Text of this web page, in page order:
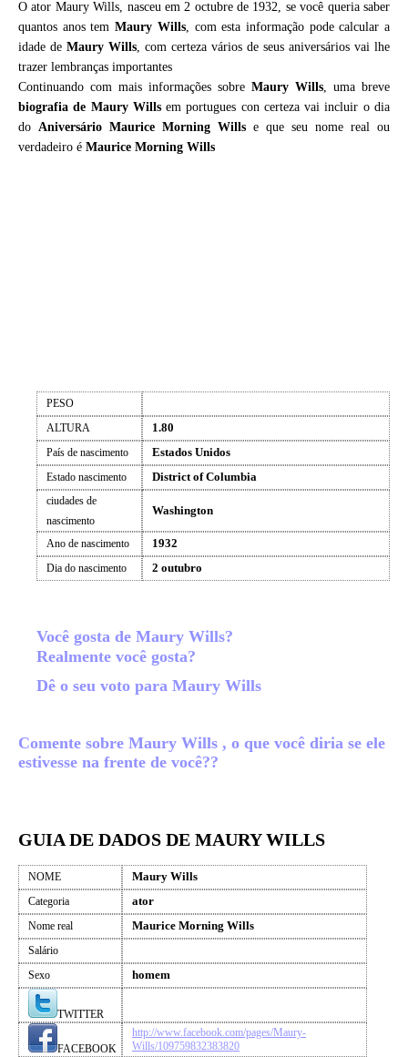
O ator Maury Wills, nasceu em 2 octubre de 1932, se você queria saber
quantos anos temMaury Wills, com esta informação pode calcular a
idade de Maury Wills, com certeza vários de seus aniversários vai lhe
trazer lembranças importantes
Continuando com mais informações sobre Maury Wills, uma breve
biografia de Maury Willsem portugues con certeza vai incluir o dia
do Aniversário Maurice Morning Wills e que seu nome real ou
verdadeiro é Maurice Morning Wills
PESO
ALTURA
1.80
País de nascimento Estados Unidos
Estado nascimento District of Columbia
ciudades de
nascimento
Washington
Ano de nascimento 1932
Dia do nascimento 2 outubro
Você gosta de Maury Wills?
Realmente você gosta?
Dê o seu voto para Maury Wills
Comente sobre Maury Wills , o que você diria se ele
estivesse na frente de você??
GUIA DE DADOS DE MAURY WILLS
NOME Maury Wills
Categoria ator
Nome real Maurice Morning Wills
Salário
Sexo
homem
TWITTER
FACEBOOK
http://www.facebook.com/pages/Maury-
Wills/109759832383820